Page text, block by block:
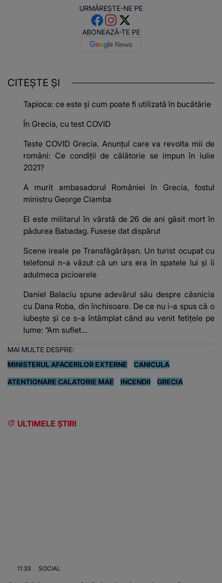
URMĂREȘTE-NE PE
ABONEAZĂ-TE PE
CITEȘTE ȘI
Tapioca: ce este și cum poate fi utilizată în bucătărie
În Grecia, cu test COVID
Teste COVID Grecia. Anunţul care va revolta mii de
români: Ce condiţii de călătorie se impun în iulie
2021?
A murit ambasadorul României în Grecia, fostul
ministru George Ciamba
El este militarul în vârstă de 26 de ani găsit mort în
pădurea Babadag. Fusese dat dispărut
Scene ireale pe Transfăgărășan. Un turist ocupat cu
telefonul n-a văzut că un urs era în spatele lui și îi
adulmeca picioarele
Daniel Balaciu spune adevărul său despre căsnicia
cu Dana Roba, din închisoare. De ce nu i-a spus că o
iubește și ce s-a întâmplat când au venit fetițele pe
lume: “Am suflet...
MAI MULTE DESPRE:
MINISTERUL AFACERILOR EXTERNE
CANICULA
ATENTIONARE CALATORIE MAE INCENDII GRECIA
ULTIMELE ȘTIRI
11:33 SOCIAL